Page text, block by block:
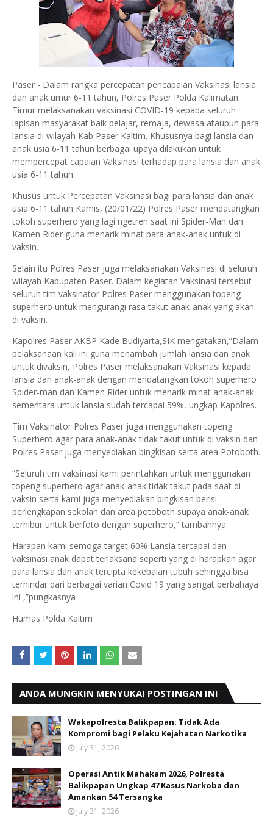
Paser - Dalam rangka percepatan pencapaian Vaksinasi lansia
dan anak umur 6-11 tahun, Polres Paser Polda Kalimatan
Timur melaksanakan vaksinasi COVID-19 kepada seluruh
lapisan masyarakat baik pelajar, remaja, dewasa ataupun para
lansia di wilayah Kab Paser Kaltim. Khususnya bagi lansia dan
anak usia 6-11 tahun berbagai upaya dilakukan untuk
mempercepat capaian Vaksinasi terhadap para lansia dan anak
usia 6-11 tahun.
Khusus untuk Percepatan Vaksinasi bagi para lansia dan anak
usia 6-11 tahun Kamis, (20/01/22) Polres Paser mendatangkan
tokoh superhero yang lagi ngetren saat ini Spider-Man dan
Kamen Rider guna menarik minat para anak-anak untuk di
vaksin.
Selain itu Polres Paser juga melaksanakan Vaksinasi di seluruh
wilayah Kabupaten Paser. Dalam kegiatan Vaksinasi tersebut
seluruh tim vaksinator Polres Paser menggunakan topeng
superhero untuk mengurangi rasa takut anak-anak yang akan
di vaksin.
Kapolres Paser AKBP Kade Budiyarta,SIK mengatakan,”Dalam
pelaksanaan kali ini guna menambah jumlah lansia dan anak
untuk divaksin, Polres Paser melaksanakan Vaksinasi kepada
lansia dan anak-anak dengan mendatangkan tokoh superhero
Spider-man dan Kamen Rider untuk menarik minat anak-anak
sementara untuk lansia sudah tercapai 59%, ungkap Kapolres.
Tim Vaksinator Polres Paser juga menggunakan topeng
Superhero agar para anak-anak tidak takut untuk di vaksin dan
Polres Paser juga menyediakan bingkisan serta area Potoboth.
“Seluruh tim vaksinasi kami perintahkan untuk menggunakan
topeng superhero agar anak-anak tidak takut pada saat di
vaksin serta kami juga menyediakan bingkisan berisi
perlengkapan sekolah dan area potoboth supaya anak-anak
terhibur untuk berfoto dengan superhero,” tambahnya.
Harapan kami semoga target 60% Lansia tercapai dan
vaksinasi anak dapat terlaksana seperti yang di harapkan agar
para lansia dan anak tercipta kekebalan tubuh sehingga bisa
terhindar dari berbagai varian Covid 19 yang sangat berbahaya
ini ,”pungkasnya
Humas Polda Kaltim
ANDA MUNGKIN MENYUKAI POSTINGAN INI
Wakapolresta Balikpapan: Tidak Ada
Kompromi bagi Pelaku Kejahatan Narkotika
July 31, 2026
Operasi Antik Mahakam 2026, Polresta
Balikpapan Ungkap 47 Kasus Narkoba dan
Amankan 54 Tersangka
July 31, 2026